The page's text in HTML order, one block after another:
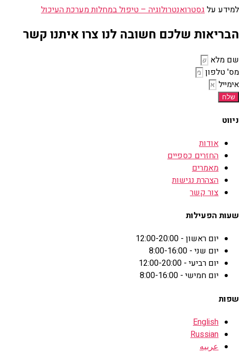
למידע על גסטרואנטרולוגיה – טיפול במחלות מערכת העיכול
הבריאות שלכם חשובה לנו צרו איתנו קשר
שם מלא
מס' טלפון
אימייל
שלח
ניווט
אודות
החזרים כספיים
מאמרים
הצהרת נגישות
צור קשר
שעות הפעילות
יום ראשון - 12:00-20:00
יום שני - 8:00-16:00
יום רביעי - 12:00-20:00
יום חמישי - 8:00-16:00
שפות
English
Russian
عربيه